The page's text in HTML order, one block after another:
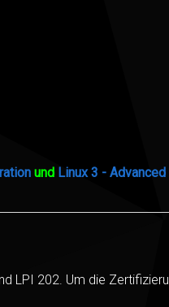
und Linux 3 -
LPI 202. Um die